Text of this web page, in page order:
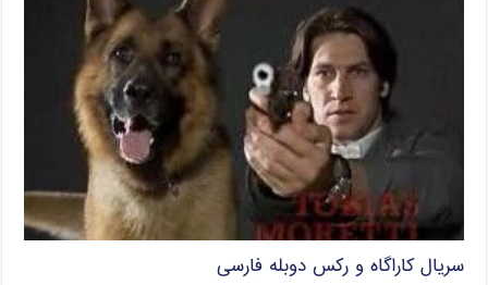
سریال کاراگاه و رکس دوبله فارسی